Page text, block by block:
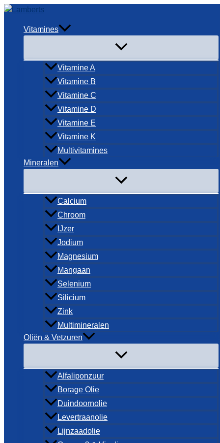
Ga
Vitamines
Vitamine A
Vitamine B
Vitamine C
Vitamine D
Vitamine E
Vitamine K
Multivitamines
Mineralen
Calcium
Chroom
IJzer
Jodium
Magnesium
Mangaan
Selenium
Silicium
Zink
Multimineralen
Oliën & Vetzuren
Alfaliponzuur
Borage Olie
Duindoornolie
Levertraanolie
Lijnzaadolie